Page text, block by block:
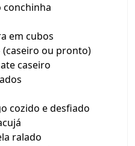
conchinha
em cubos
(caseiro ou pronto)
caseiro
cozido e desfiado
ralado